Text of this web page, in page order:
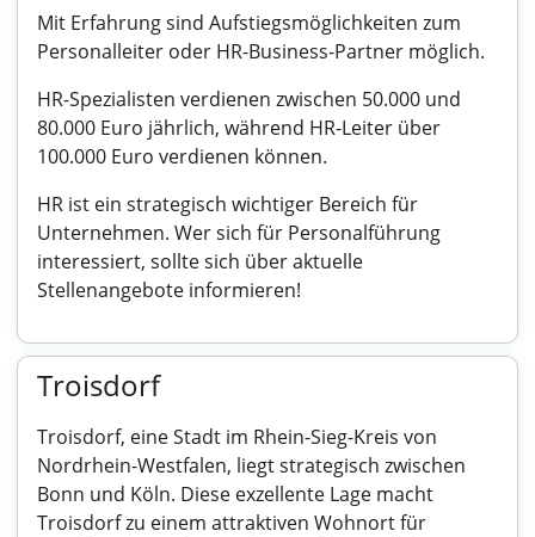
Mit Erfahrung sind Aufstiegsmöglichkeiten zum
Personalleiter oder HR-Business-Partner möglich.
HR-Spezialisten verdienen zwischen 50.000 und
80.000 Euro jährlich, während HR-Leiter über
100.000 Euro verdienen können.
HR ist ein strategisch wichtiger Bereich für
Unternehmen. Wer sich für Personalführung
interessiert, sollte sich über aktuelle
Stellenangebote informieren!
Troisdorf
Troisdorf, eine Stadt im Rhein-Sieg-Kreis von
Nordrhein-Westfalen, liegt strategisch zwischen
Bonn und Köln. Diese exzellente Lage macht
Troisdorf zu einem attraktiven Wohnort für